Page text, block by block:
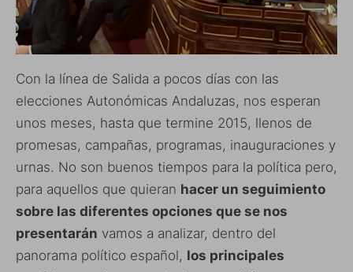
Con la línea de Salida a pocos días con las
elecciones Autonómicas Andaluzas, nos esperan
unos meses, hasta que termine 2015, llenos de
promesas, campañas, programas, inauguraciones y
urnas. No son buenos tiempos para la política pero,
para aquellos que quieran hacer un seguimiento
sobre las diferentes opciones que se nos
presentarán vamos a analizar, dentro del
panorama político español, los principales